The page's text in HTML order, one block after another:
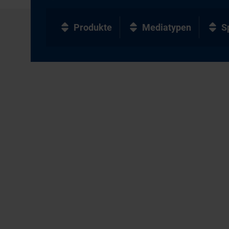
Produkte Mediatypen